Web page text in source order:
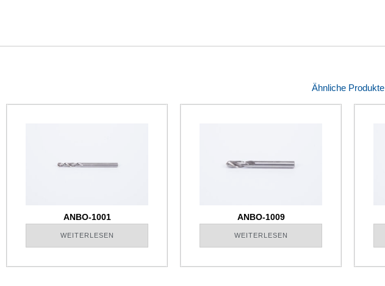
Ähnliche Produkte
ANBO-1001
WEITERLESEN
ANBO-1009
WEITERLESEN